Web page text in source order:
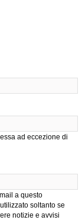
ad eccezione di
a questo
soltanto se
notizie e avvisi